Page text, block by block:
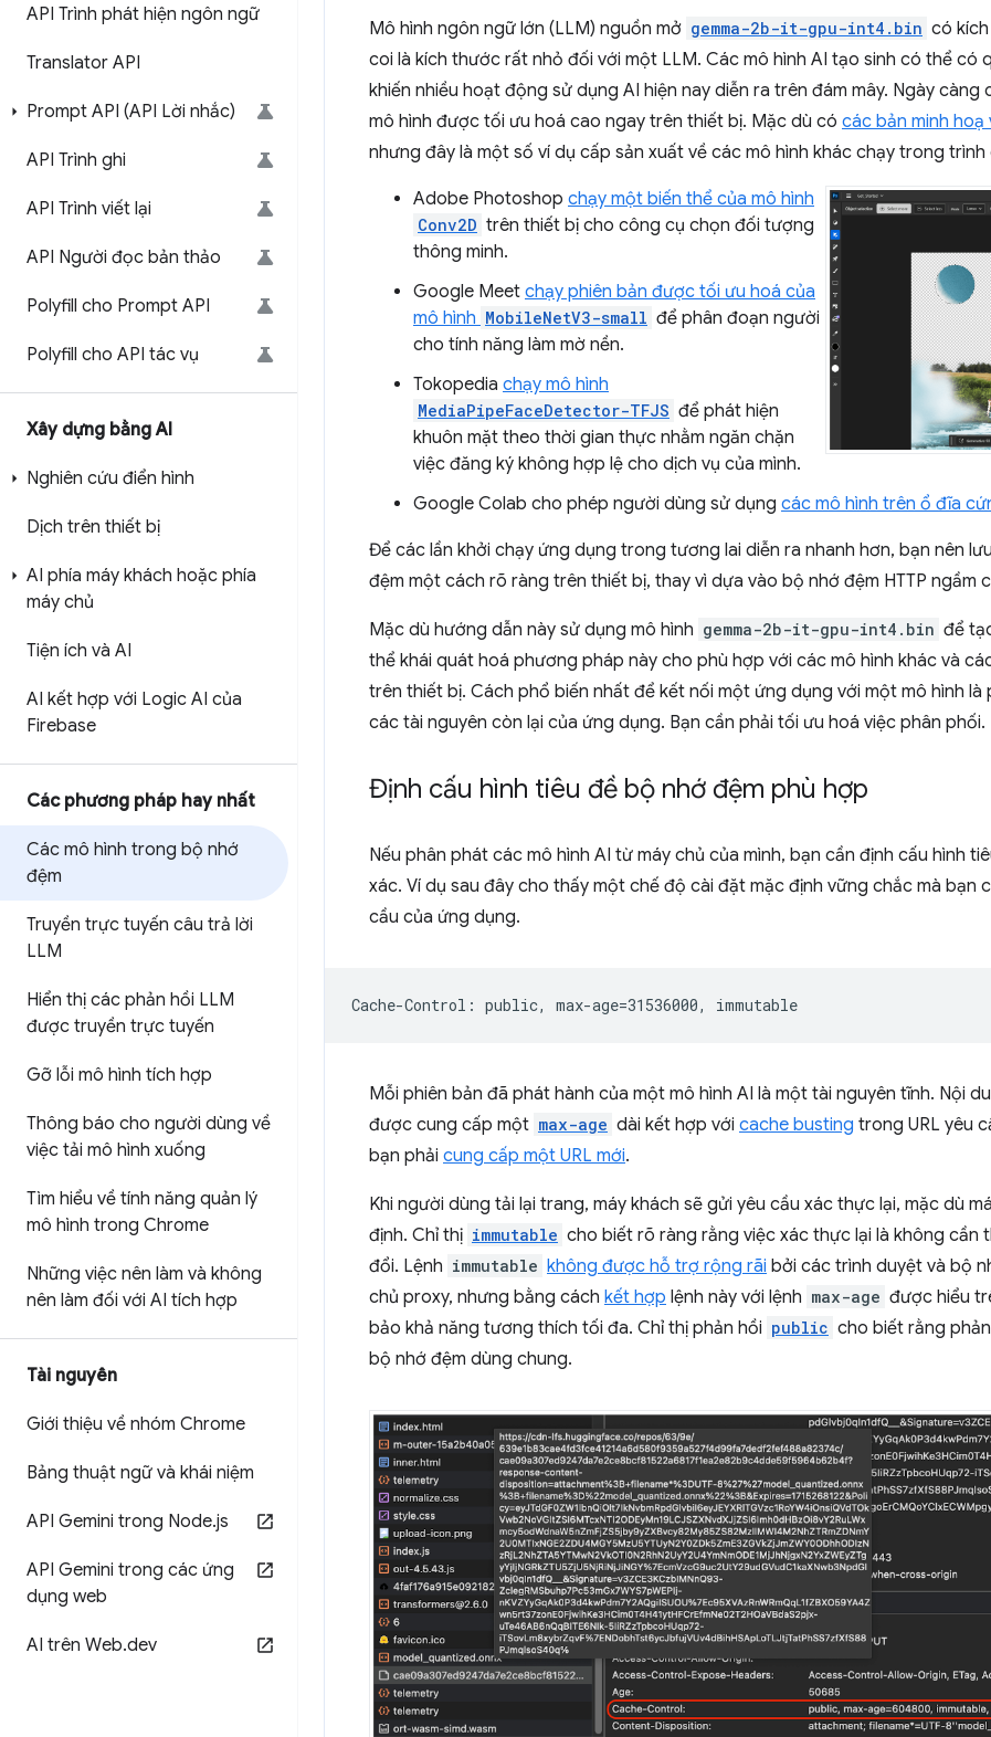
API Trình phát hiện ngôn ngữ
Translator API
Prompt API (API Lời nhắc)
API Trình ghi
API Trình viết lại
API Người đọc bản thảo
Polyfill cho Prompt API
Polyfill cho API tác vụ
Xây dựng bằng AI
Nghiên cứu điển hình
Dịch trên thiết bị
AI phía máy khách hoặc phía
máy chủ
Tiện ích và AI
AI kết hợp với Logic AI của
Firebase
Các phương pháp hay nhất
Các mô hình trong bộ nhớ
đệm
Truyền trực tuyến câu trả lời
LLM
Hiển thị các phản hồi LLM
được truyền trực tuyến
Gỡ lỗi mô hình tích hợp
Thông báo cho người dùng về
việc tải mô hình xuống
Tìm hiểu về tính năng quản lý
mô hình trong Chrome
Những việc nên làm và không
nên làm đối với AI tích hợp
Tài nguyên
Giới thiệu về nhóm Chrome
Bảng thuật ngữ và khái niệm
API Gemini trong Node.js
API Gemini trong các ứng
dụng web
AI trên Web.dev
Mô hình ngôn ngữ lớn (LLM) nguồn mở gemma-2b-it-gpu-int4.bin có
coi là kích thước rất nhỏ đối với một LLM. Các mô hình AI tạo sinh có thể có
khiến nhiều hoạt động sử dụng AI hiện nay diễn ra trên đám mây. Ngày
mô hình được tối ưu hoá cao ngay trên thiết bị. Mặc dù có các bản minh
nhưng đây là một số ví dụ cấp sản xuất về các mô hình khác chạy trong trình
Adobe Photoshop chạy một biến thể của mô hình
Conv2D trên thiết bị cho công cụ chọn đối tượng
thông minh.
Google Meet chạy phiên bản được tối ưu hoá của
mô hình MobileNetV3-small để phân đoạn người
cho tính năng làm mờ nền.
Tokopedia chạy mô hình
MediaPipeFaceDetector-TFJS để phát hiện
khuôn mặt theo thời gian thực nhằm ngăn chặn
việc đăng ký không hợp lệ cho dịch vụ của mình.
Google Colab cho phép người dùng sử dụng các mô hình trên ổ đĩa
Để các lần khởi chạy ứng dụng trong tương lai diễn ra nhanh hơn, bạn nên
đệm một cách rõ ràng trên thiết bị, thay vì dựa vào bộ nhớ đệm HTTP ngầm
Mặc dù hướng dẫn này sử dụng mô hình gemma-2b-it-gpu-int4.bin để
thể khái quát hoá phương pháp này cho phù hợp với các mô hình khác và
trên thiết bị. Cách phổ biến nhất để kết nối một ứng dụng với một mô hình là
các tài nguyên còn lại của ứng dụng. Bạn cần phải tối ưu hoá việc phân phối.
Định cấu hình tiêu đề bộ nhớ đệm phù hợp
Nếu phân phát các mô hình AI từ máy chủ của mình, bạn cần định cấu hình
xác. Ví dụ sau đây cho thấy một chế độ cài đặt mặc định vững chắc mà bạn
cầu của ứng dụng.
Mỗi phiên bản đã phát hành của một mô hình AI là một tài nguyên tĩnh. Nội
được cung cấp một max-age dài kết hợp với cache busting trong URL yêu
bạn phải cung cấp một URL mới.
Khi người dùng tải lại trang, máy khách sẽ gửi yêu cầu xác thực lại, mặc dù
định. Chỉ thị immutable cho biết rõ ràng rằng việc xác thực lại là không cần
đổi. Lệnh immutable không được hỗ trợ rộng rãi bởi các trình duyệt và bộ
chủ proxy, nhưng bằng cách kết hợp lệnh này với lệnh max-age được hiểu
bảo khả năng tương thích tối đa. Chỉ thị phản hồi public cho biết rằng
bộ nhớ đệm dùng chung.